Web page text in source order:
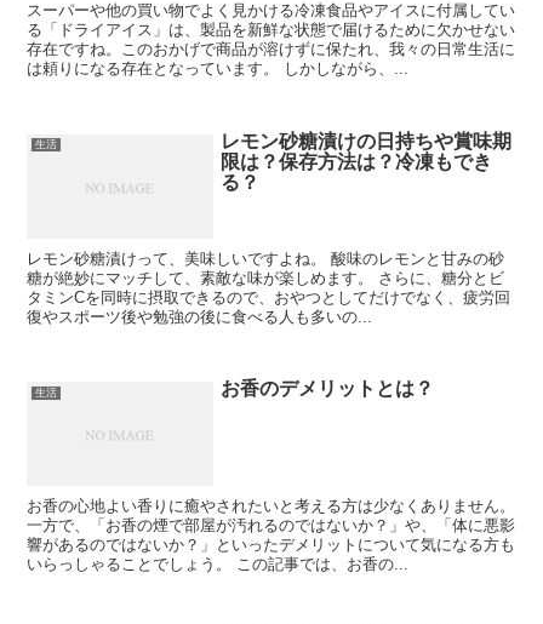
スーパーや他の買い物でよく見かける冷凍食品やアイスに付属してい
る「ドライアイス」は、製品を新鮮な状態で届けるために欠かせない
存在ですね。このおかげで商品が溶けずに保たれ、我々の日常生活に
は頼りになる存在となっています。 しかしながら、...
生活
レモン砂糖漬けの日持ちや賞味期
限は？保存方法は？冷凍もでき
る？
レモン砂糖漬けって、美味しいですよね。 酸味のレモンと甘みの砂
糖が絶妙にマッチして、素敵な味が楽しめます。 さらに、糖分とビ
タミンCを同時に摂取できるので、おやつとしてだけでなく、疲労回
復やスポーツ後や勉強の後に食べる人も多いの...
生活 お香のデメリットとは？
お香の心地よい香りに癒やされたいと考える方は少なくありません。
一方で、「お香の煙で部屋が汚れるのではないか？」や、「体に悪影
響があるのではないか？」といったデメリットについて気になる方も
いらっしゃることでしょう。 この記事では、お香の...